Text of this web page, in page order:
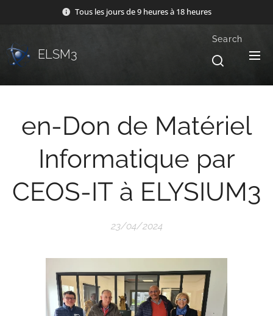
Tous les jours de 9 heures à 18 heures
ELSM3
Search
en-Don de Matériel
Informatique par
CEOS-IT à ELYSIUM3
23/04/2024